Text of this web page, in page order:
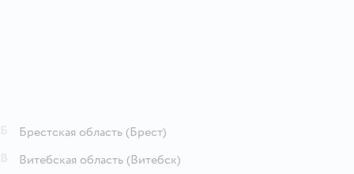
Брестская область (Брест)
Витебская область (Витебск)